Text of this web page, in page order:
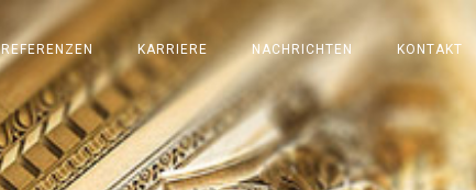
REFERENZEN KARRIERE NACHRICHTEN KONTAKT